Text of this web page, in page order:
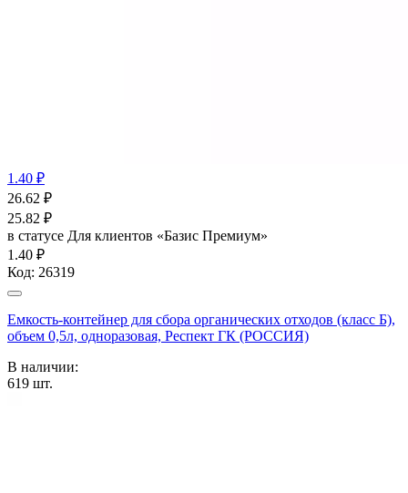
1.40 ₽
26.62 ₽
25.82 ₽
в статусе Для клиентов «Базис Премиум»
1.40 ₽
Код: 26319
Емкость-контейнер для сбора органических отходов (класс Б),
объем 0,5л, одноразовая, Респект ГК (РОССИЯ)
В наличии:
619 шт.